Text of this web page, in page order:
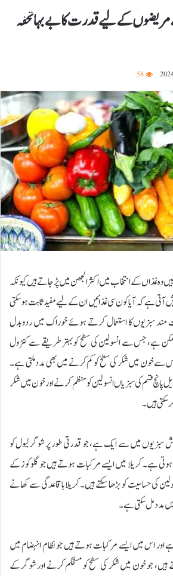
کے لیے قدرت کا بے بہا تحفہ
58
وہ غذاں کے انتخاب میں اکثر الجھن میں پڑ جاتے ہیں کیونکہ
آتی ہے کہ آیا کون سی غذائیں ان کے لیے مفید ثابت ہوسکتی
مند سبزیوں کا استعمال کرتے ہوئے خوراک میں ردوبدل
ہے، جس سے انسولین کی سطح کو بہتر طریقے سے کنٹرول
سے خون میں شکر کی سطح کو کم کرنے میں بھی مدد ملتی ہے۔
پانچ قسم کی سبزیاں انسولین کو منظم کرنے اور خون میں شکر
سکتی ہیں۔
سبزیوں میں سے ایک ہے، جو قدرتی طور پر شوگر لیول کو
ہے۔ کریلا میں ایسے مرکبات ہوتے ہیں جو گلوکوز کے
کی حساسیت کو بڑھا سکتے ہیں۔ کریلا باقاعدگی سے کھانے
مدد مل سکتی ہے۔
اور اس میں ایسے مرکبات ہوتے ہیں جو نظام انہضام میں
جو خون میں شکر کی سطح کو مستحکم کرنے اور شوگر کے